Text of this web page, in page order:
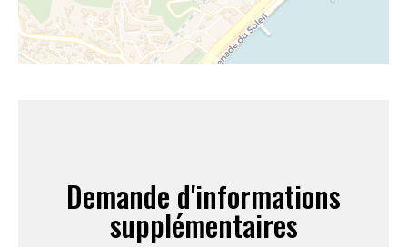
Demande d'informations
supplémentaires